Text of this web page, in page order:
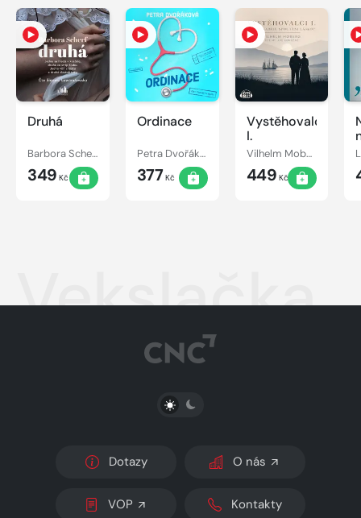
Druhá
Barbora Scherf
349 Kč
Ordinace
Petra Dvořáková
377Kč
Vystěhovalci
I.
Vilhelm Moberg
449 Kč
Vekslačka
PŘEPNOUT SVĚTLÝ/TMAVÝ REŽIM
Dotazy O nás
VOP Kontakty